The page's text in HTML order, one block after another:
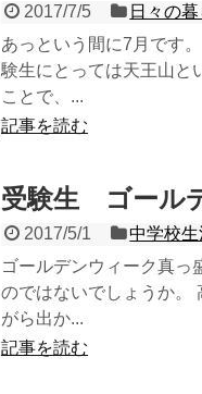
2017/7/5
日々の
あっという間に7月です
験生にとっては天王山と
ことで、...
記事を読む
受験生 ゴール
2017/5/1 中学校生
ゴールデンウィーク真っ
のではないでしょうか。
がら出か...
記事を読む